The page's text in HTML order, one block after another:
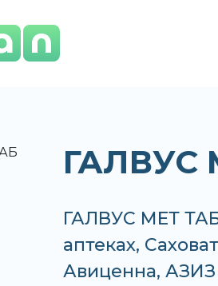
ГАЛВУС
ГАЛВУС МЕТ
аптеках,
Авиценна,